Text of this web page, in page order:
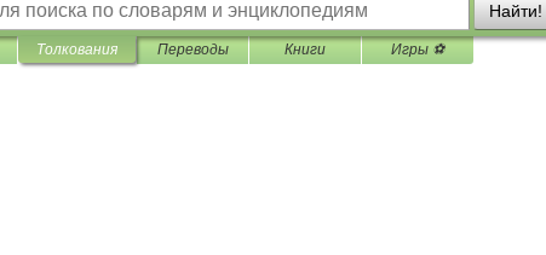
Найти!
Толкования Переводы Книги Игры ⚽